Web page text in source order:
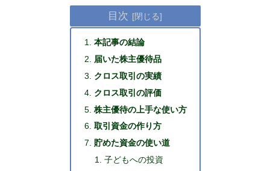
目次
本記事の結論
届いた株主優待品
クロス取引の実績
クロス取引の評価
株主優待の上手な使い方
取引資金の作り方
貯めた資金の使い道
子どもへの投資